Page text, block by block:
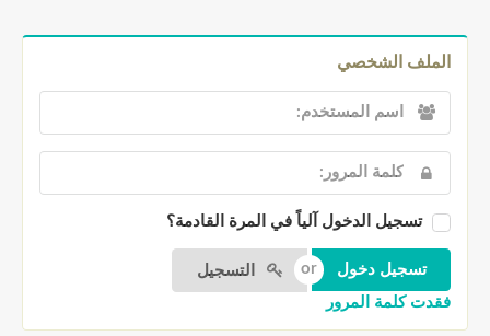
الملف الشخصي
تسجيل الدخول آلياً في المرة القادمة؟
التسجيل
فقدت كلمة المرور